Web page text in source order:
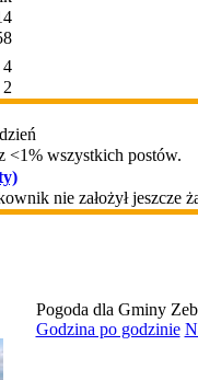
4
2
<1% wszystkich postów.
nie założył jeszcze
Pogoda dla Gminy
Godzina po godzinie